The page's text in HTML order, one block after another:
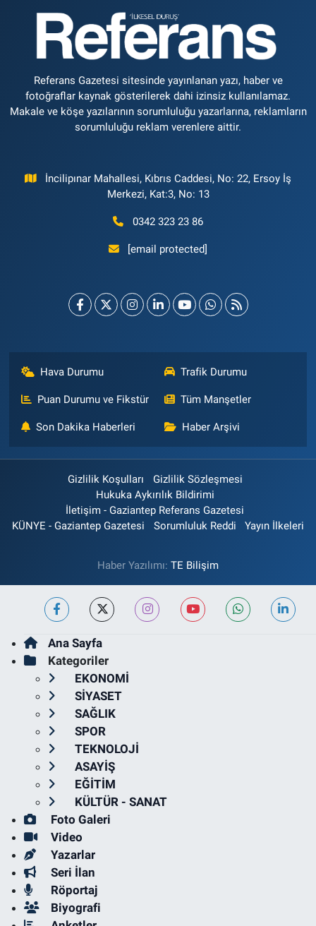
Referans Gazetesi sitesinde yayınlanan yazı, haber ve
fotoğraflar kaynak gösterilerek dahi izinsiz kullanılamaz.
Makale ve köşe yazılarının sorumluluğu yazarlarına, reklamların
sorumluluğu reklam verenlere aittir.
İncilipınar Mahallesi, Kıbrıs Caddesi, No: 22, Ersoy İş
Merkezi, Kat:3, No: 13
0342 323 23 86
[email protected]
Hava Durumu Trafik Durumu
Puan Durumu ve Fikstür Tüm Manşetler
Son Dakika Haberleri Haber Arşivi
Gizlilik Koşulları
Gizlilik Sözleşmesi
Hukuka Aykırılık Bildirimi
İletişim - Gaziantep Referans Gazetesi
KÜNYE - Gaziantep Gazetesi
Sorumluluk Reddi Yayın İlkeleri
Haber Yazılımı: TE Bilişim
Ana Sayfa
Kategoriler
EKONOMİ
SİYASET
SAĞLIK
SPOR
TEKNOLOJİ
ASAYİŞ
EĞİTİM
KÜLTÜR - SANAT
Foto Galeri
Video
Yazarlar
Seri İlan
Röportaj
Biyografi